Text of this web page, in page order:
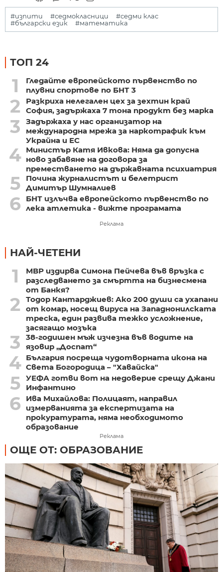
#изпити #седмокласници
#седми клас
#български език
#математика
ТОП 24
1
Гледайте европейското първенство по
плувни спортове по БНТ 3
2
Разкриха нелегален цех за зехтин край
София, задържаха 7 тона продукт без марка
3
Задържаха у нас организатор на
международна мрежа за наркотрафик към
Украйна и ЕС
4 Министър Катя Ивкова: Няма да допусна
ново забавяне на договора за
преместването на държавната психиатрия
5
Почина журналистът и белетрист
Димитър Шумналиев
6
БНТ излъчва европейското първенство по
лека атлетика - вижте програмата
Реклама
НАЙ-ЧЕТЕНИ
1
МВР издирва Симона Пейчева във връзка с
разследването за смъртта на бизнесмена
от Банкя?
2
Тодор Кантарджиев: Ако 200 души са ухапани
от комар, носещ вируса на Западнонилската
треска, един развива тежко усложнение,
засягащо мозъка
3
38-годишен мъж изчезна във водите на
язовир „Доспат“
4 България посреща чудотворната икона на
Света Богородица – "Хавайска"
5 УЕФА готви вот на недоверие срещу Джани
Инфантино
6
Ива Михайлова: Полицаят, направил
измерванията за експертизата на
прокуратурата, няма необходимото
образование
Реклама
ОЩЕ ОТ: ОБРАЗОВАНИЕ